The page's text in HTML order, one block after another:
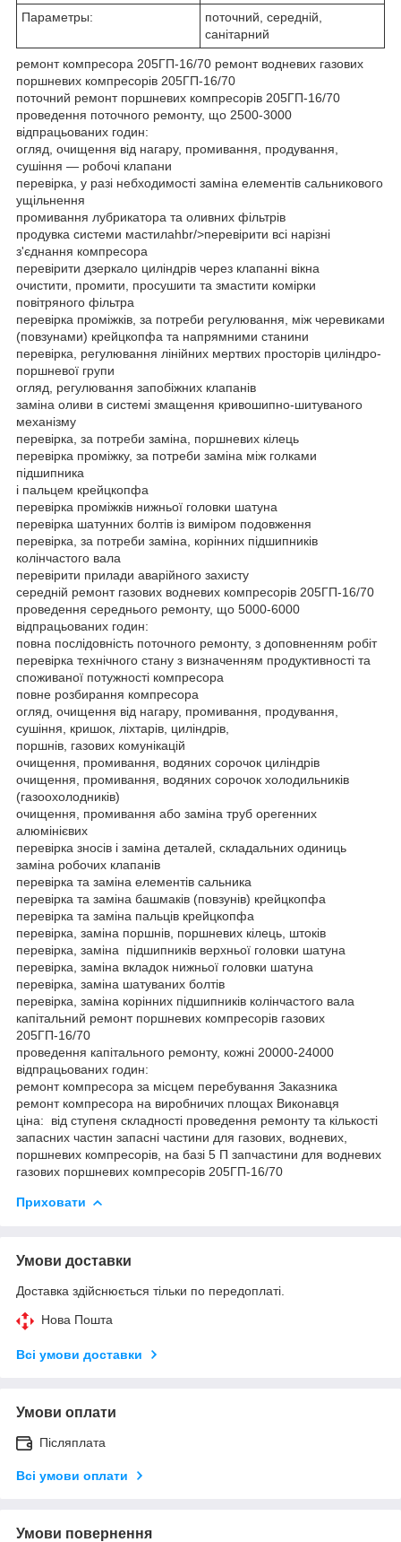
Параметры:
поточний, середній,
санітарний
ремонт компресора 205ГП-16/70 ремонт водневих газових
поршневих компресорів 205ГП-16/70
поточний ремонт поршневих компресорів 205ГП-16/70
проведення поточного ремонту, що 2500-3000
відпрацьованих годин:
огляд, очищення від нагару, промивання, продування,
сушіння — робочі клапани
перевірка, у разі небходимості заміна елементів сальникового
ущільнення
промивання лубрикатора та оливних фільтрів
продувка системи мастилаhbr/>перевірити всі нарізні
з'єднання компресора
перевірити дзеркало циліндрів через клапанні вікна
очистити, промити, просушити та змастити комірки
повітряного фільтра
перевірка проміжків, за потреби регулювання, між черевиками
(повзунами) крейцкопфа та напрямними станини
перевірка, регулювання лінійних мертвих просторів циліндро-
поршневої групи
огляд, регулювання запобіжних клапанів
заміна оливи в системі змащення кривошипно-шитуваного
механізму
перевірка, за потреби заміна, поршневих кілець
перевірка проміжку, за потреби заміна між голками
підшипника
і пальцем крейцкопфа
перевірка проміжків нижньої головки шатуна
перевірка шатунних болтів із виміром подовження
перевірка, за потреби заміна, корінних підшипників
колінчастого вала
перевірити прилади аварійного захисту
середній ремонт газових водневих компресорів 205ГП-16/70
проведення середнього ремонту, що 5000-6000
відпрацьованих годин:
повна послідовність поточного ремонту, з доповненням робіт
перевірка технічного стану з визначенням продуктивності та
споживаної потужності компресора
повне розбирання компресора
огляд, очищення від нагару, промивання, продування,
сушіння, кришок, ліхтарів, циліндрів,
поршнів, газових комунікацій
очищення, промивання, водяних сорочок циліндрів
очищення, промивання, водяних сорочок холодильників
(газоохолодників)
очищення, промивання або заміна труб орегенних
алюмінієвих
перевірка зносів і заміна деталей, складальних одиниць
заміна робочих клапанів
перевірка та заміна елементів сальника
перевірка та заміна башмаків (повзунів) крейцкопфа
перевірка та заміна пальців крейцкопфа
перевірка, заміна поршнів, поршневих кілець, штоків
перевірка, заміна підшипників верхньої головки шатуна
перевірка, заміна вкладок нижньої головки шатуна
перевірка, заміна шатуваних болтів
перевірка, заміна корінних підшипників колінчастого вала
капітальний ремонт поршневих компресорів газових
205ГП-16/70
проведення капітального ремонту, кожні 20000-24000
відпрацьованих годин:
ремонт компресора за місцем перебування Заказника
ремонт компресора на виробничих площах Виконавця
ціна: від ступеня складності проведення ремонту та кількості
запасних частин запасні частини для газових, водневих,
поршневих компресорів, на базі 5 П запчастини для водневих
газових поршневих компресорів 205ГП-16/70
Приховати
Умови доставки
Доставка здійснюється тільки по передоплаті.
Нова Пошта
Всі умови доставки
Умови оплати
Післяплата
Всі умови оплати
Умови повернення